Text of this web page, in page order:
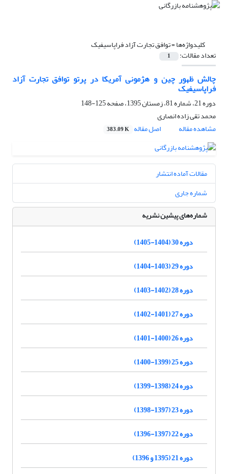
کلیدواژه‌ها =توافق تجارت آزاد فراپاسیفیک
تعداد مقالات: 1
چالش ظهور چین و هژمونی آمریکا در پرتو توافق تجارت آزاد
فراپاسیفیک
دوره 21، شماره 81، زمستان 1395، صفحه
125-148
محمد تقی زاده انصاری
مشاهده مقاله
اصل مقاله 383.09 K
مقالات آماده انتشار
شماره جاری
شماره‌های پیشین نشریه
دوره 30 (1404-1405)
دوره 29 (1403-1404)
دوره 28 (1402-1403)
دوره 27 (1401-1402)
دوره 26 (1400-1401)
دوره 25 (1399-1400)
دوره 24 (1398-1399)
دوره 23 (1397-1398)
دوره 22 (1397-1396)
دوره 21 (1395 و 1396)